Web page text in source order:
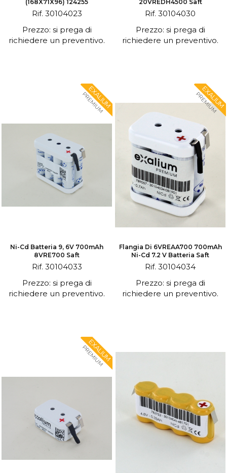
(168X71X96) 124255
Rif. 30104023
Prezzo: si prega di
richiedere un preventivo.
20VREDH4500 Saft
Rif. 30104030
Prezzo: si prega di
richiedere un preventivo.
EXALIUM
PREMIUM
Ni-Cd Batteria 9, 6V 700mAh
8VRE700 Saft
Rif. 30104033
Prezzo: si prega di
richiedere un preventivo.
EXALIUM
PREMIUM
Flangia Di 6VREAA700 700mAh
Ni-Cd 7.2 V Batteria Saft
Rif. 30104034
Prezzo: si prega di
richiedere un preventivo.
EXALIUM
PREMIUM